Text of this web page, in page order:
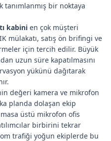
tanımlanmış bir noktaya
kabini en çok müşteri
mülakatı, satış ön brifingi ve
için tercih edilir. Büyük
uzun süre kapatılmasını
yükünü dağıtarak
değeri kamera ve mikrofon
planda dolaşan ekip
üstü mikrofon ofis
birbirini tekrar
trafiği yoğun ekiplerde bu